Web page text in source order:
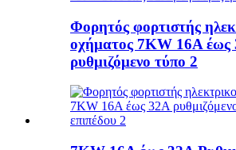
Φορητός φορτιστής
οχήματος 7KW 16A έως
ρυθμιζόμενο τύπο 2